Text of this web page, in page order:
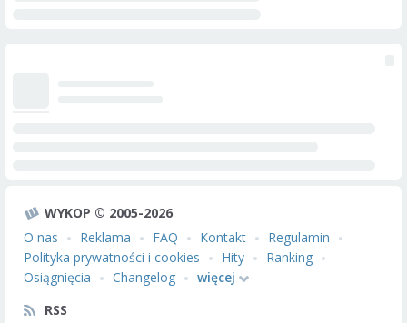
WYKOP © 2005-2026
O nas
Reklama FAQ Kontakt
Regulamin
Polityka prywatności i cookies
Hity
Ranking
Osiągnięcia
Changelog
więcej
RSS